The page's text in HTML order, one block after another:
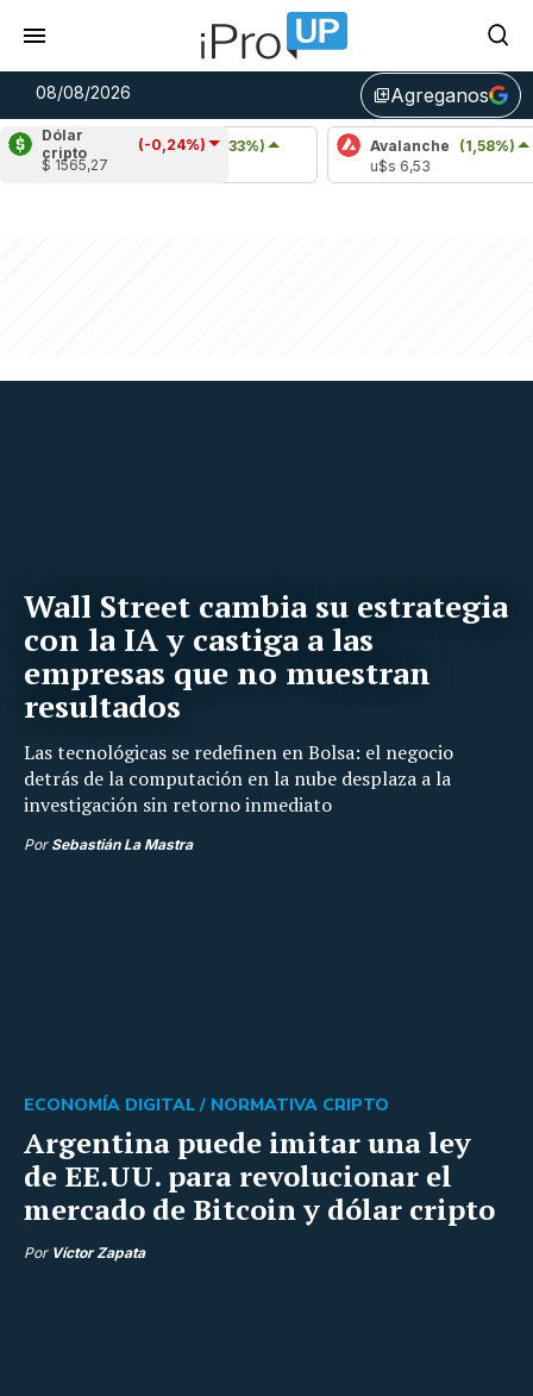
08/08/2026 library_addAgreganos
Dólar
cripto
(-0,24%)
$ 1565,27
Cardano
(0,33%)
u$s 0,20
Avalanche (1,58%)
u$s 6,53
Wall Street cambia su estrategia
con la IA y castiga a las
empresas que no muestran
resultados
Las tecnológicas se redefinen en Bolsa: el negocio
detrás de la computación en la nube desplaza a la
investigación sin retorno inmediato
Por Sebastián La Mastra
Argentina puede imitar una ley
de EE.UU. para revolucionar el
mercado de Bitcoin y dólar cripto
ECONOMÍA DIGITAL / NORMATIVA CRIPTO
Por Víctor Zapata